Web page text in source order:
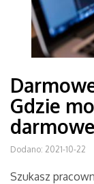
Gdzie
Dodano: 2021-10-22
Szukasz